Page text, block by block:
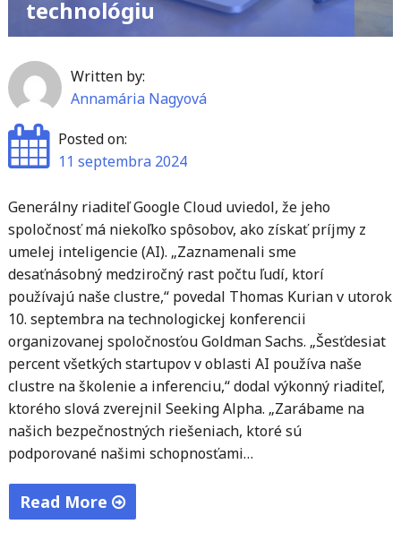
technológiu
Written by:
Annamária Nagyová
Posted on:
11 septembra 2024
Generálny riaditeľ Google Cloud uviedol, že jeho
spoločnosť má niekoľko spôsobov, ako získať príjmy z
umelej inteligencie (AI). „Zaznamenali sme
desaťnásobný medziročný rast počtu ľudí, ktorí
používajú naše clustre,“ povedal Thomas Kurian v utorok
10. septembra na technologickej konferencii
organizovanej spoločnosťou Goldman Sachs. „Šesťdesiat
percent všetkých startupov v oblasti AI používa naše
clustre na školenie a inferenciu,“ dodal výkonný riaditeľ,
ktorého slová zverejnil Seeking Alpha. „Zarábame na
našich bezpečnostných riešeniach, ktoré sú
podporované našimi schopnosťami…
Read More